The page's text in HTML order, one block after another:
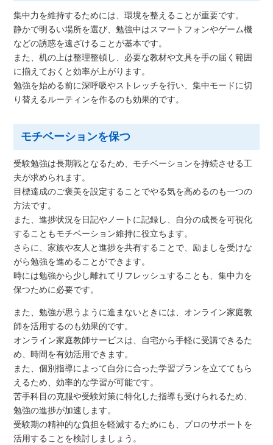
集中力を維持するためには、環境を整えることが重要です。
静かで明るい場所を選び、勉強中はスマートフォンやゲーム機
などの誘惑を遠ざけることが基本です。
また、机の上は整理整頓し、必要な教材や文具を手の届く範囲
に揃えておくと効率が上がります。
勉強を始める前に深呼吸やストレッチを行い、集中モードに切
り替えるルーティンを作るのも効果的です。
モチベーションを保つ
受験勉強は長期戦となるため、モチベーションを持続させる工
夫が求められます。
目標達成のご褒美を設定することでやる気を高めるのも一つの
方法です。
また、進捗状況を日記やノートに記録し、自分の成長を可視化
することもモチベーション維持に役立ちます。
さらに、家族や友人と進捗を共有することで、励ましを受けな
がら勉強を進めることができます。
時には勉強から少し離れてリフレッシュすることも、集中力を
保つために必要です。
また、勉強が思うように進まないときには、オンライン家庭教
師を活用するのも効果的です。
オンライン家庭教師サービスは、自宅から手軽に受講できるた
め、時間を有効活用できます。
また、個別指導によって自分に合った学習プランを立ててもら
えるため、効率的な学習が可能です。
苦手科目の克服や受験対策に特化した指導も受けられるため、
勉強の進捗が加速します。
受験期の精神的な負担を軽減するためにも、プロのサポートを
活用することを検討しましょう。